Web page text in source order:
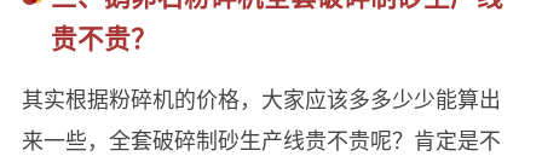
贵不贵？
其实根据粉碎机的价格，大家应该多多少少能算出
来一些，全套破碎制砂生产线贵不贵呢？肯定是不